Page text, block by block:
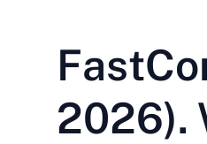
EN - English
LT - Lietuvių
2026).